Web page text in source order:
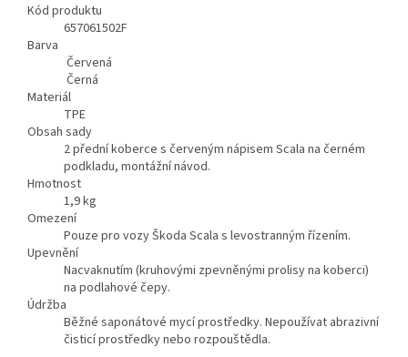
Kód produktu
657061502F
Barva
Červená
Černá
Materiál
TPE
Obsah sady
2 přední koberce s červeným nápisem Scala na černém
podkladu, montážní návod.
Hmotnost
1,9kg
Omezení
Pouze pro vozy Škoda Scala s levostranným řízením.
Upevnění
Nacvaknutím (kruhovými zpevněnými prolisy na koberci)
na podlahové čepy.
Údržba
Běžné saponátové mycí prostředky. Nepoužívat abrazivní
čisticí prostředky nebo rozpouštědla.